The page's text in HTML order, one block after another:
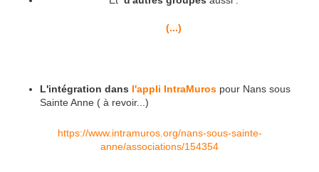
(...)
L'intégration dans l'appli IntraMuros pour Nans sous
Sainte Anne ( à revoir...)
https://www.intramuros.org/nans-sous-sainte-
anne/associations/154354